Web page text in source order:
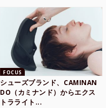
FOCUS
シューズブランド、CAMINAN
DO（カミナンド）からエクス
トラライト...